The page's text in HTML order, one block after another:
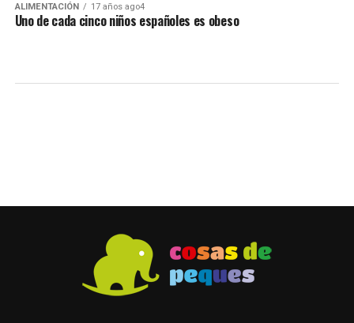
ALIMENTACIÓN 17 años ago4
Uno de cada cinco niños españoles es obeso